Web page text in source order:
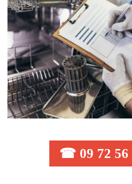
☎ 09 72 56